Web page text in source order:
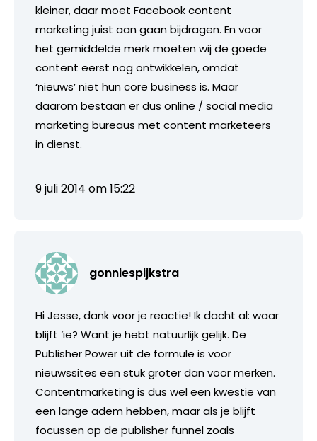
kleiner, daar moet Facebook content
marketing juist aan gaan bijdragen. En voor
het gemiddelde merk moeten wij de goede
content eerst nog ontwikkelen, omdat
‘nieuws’ niet hun core business is. Maar
daarom bestaan er dus online / social media
marketing bureaus met content marketeers
in dienst.
9 juli 2014 om 15:22
gonniespijkstra
Hi Jesse, dank voor je reactie! Ik dacht al: waar
blijft ‘ie? Want je hebt natuurlijk gelijk. De
Publisher Power uit de formule is voor
nieuwssites een stuk groter dan voor merken.
Contentmarketing is dus wel een kwestie van
een lange adem hebben, maar als je blijft
focussen op de publisher funnel zoals